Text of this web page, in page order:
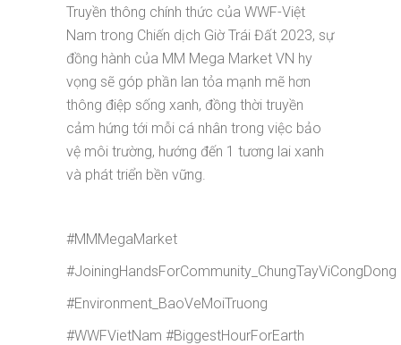
Truyền thông chính thức của WWF-Việt
Nam trong Chiến dịch Giờ Trái Đất 2023, sự
đồng hành của MM Mega Market VN hy
vọng sẽ góp phần lan tỏa mạnh mẽ hơn
thông điệp sống xanh, đồng thời truyền
cảm hứng tới mỗi cá nhân trong việc bảo
vệ môi trường, hướng đến 1 tương lai xanh
và phát triển bền vững.
#MMMegaMarket
#JoiningHandsForCommunity_ChungTayViCongDong
#Environment_BaoVeMoiTruong
#WWFVietNam #BiggestHourForEarth